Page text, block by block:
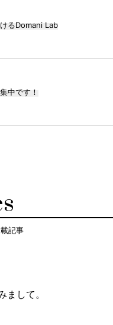
るDomani Lab
中です！
記事
まして。